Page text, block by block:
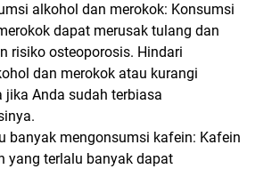
alkohol dan merokok: Konsumsi
dapat merusak tulang dan
risiko osteoporosis. Hindari
dan merokok atau kurangi
jika Anda sudah terbiasa
banyak mengonsumsi kafein: Kafein
yang terlalu banyak dapat